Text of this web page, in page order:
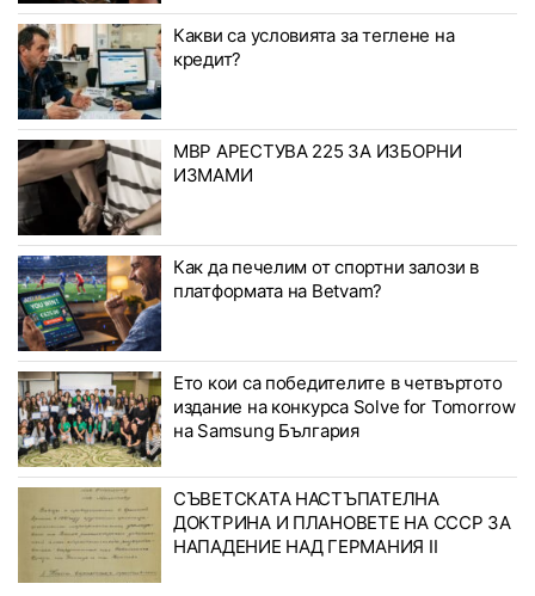
Какви са условията за теглене на
кредит?
МВР АРЕСТУВА 225 ЗА ИЗБОРНИ
ИЗМАМИ
Как да печелим от спортни залози в
платформата на Betvam?
Ето кои са победителите в четвъртото
издание на конкурса Solve for Tomorrow
на Samsung България
СЪВЕТСКАТА НАСТЪПАТЕЛНА
ДОКТРИНА И ПЛАНОВЕТЕ НА СССР ЗА
НАПАДЕНИЕ НАД ГЕРМАНИЯ II